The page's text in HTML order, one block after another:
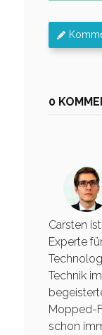
0
Carsten
Experte
Technik
Mopped-
schon